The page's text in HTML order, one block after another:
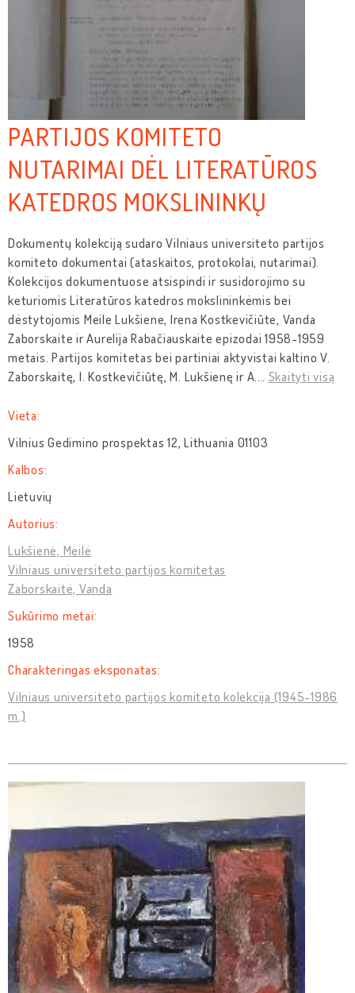
PARTIJOS KOMITETO
NUTARIMAI DĖL LITERATŪROS
KATEDROS MOKSLININKŲ
Dokumentų kolekciją sudaro Vilniaus universiteto partijos
komiteto dokumentai (ataskaitos, protokolai, nutarimai).
Kolekcijos dokumentuose atsispindi ir susidorojimo su
keturiomis Literatūros katedros mokslininkėmis bei
dėstytojomis Meile Lukšiene, Irena Kostkevičiūte, Vanda
Zaborskaite ir Aurelija Rabačiauskaite epizodai 1958-1959
metais. Partijos komitetas bei partiniai aktyvistai kaltino V.
Zaborskaitę, I. Kostkevičiūtę, M. Lukšienę ir A.… Skaityti visą
Vieta:
Vilnius Gedimino prospektas 12, Lithuania 01103
Kalbos:
Lietuvių
Autorius:
Lukšienė, Meilė
Vilniaus universiteto partijos komitetas
Zaborskaitė, Vanda
Sukūrimo metai:
1958
Charakteringas eksponatas:
Vilniaus universiteto partijos komiteto kolekcija (1945-1986
m.)